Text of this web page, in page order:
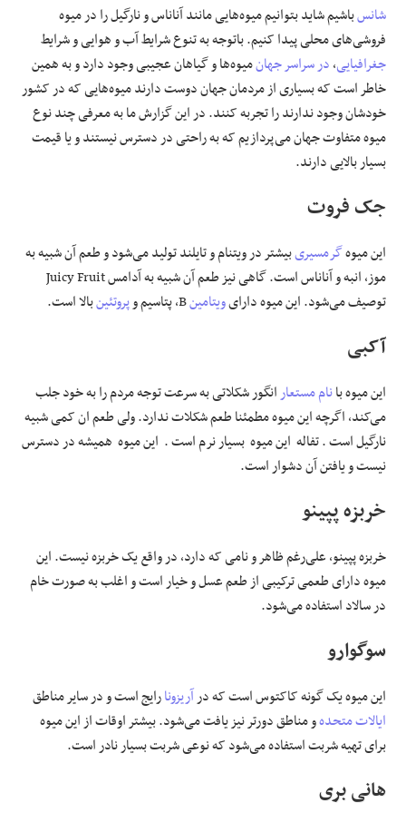
شانسباشیم شاید بتوانیم میوه‌هایی مانند آناناس و نارگیل را در میوه
فروشی‌های محلی پیدا کنیم. باتوجه به تنوع شرایط آب و هوایی و شرایط
جغرافیایی،در سراسر جهانمیوه‌ها و گیاهان عجیبی وجود دارد و به همین
خاطر است که بسیاری از مردمان جهان دوست دارند میوه‌هایی که در کشور
خودشان وجود ندارند را تجربه کنند. در این گزارش ما به معرفی چند نوع
میوه متفاوت جهان می‌پردازیم که به راحتی در دسترس نیستند و یا قیمت
بسیار بالایی دارند.
جک فروت
این میوهگرمسیریبیشتر در ویتنام و تایلند تولید می‌شود و طعم آن شبیه به
موز، انبه و آناناس است. گاهی نیز طعم آن شبیه به آدامس Juicy Fruit
توصیف می‌شود. این میوه دارایویتامینB، پتاسیم و پروتئینبالا است.
آکبی
این میوه بانام مستعارانگور شکلاتی به سرعت توجه مردم را به خود جلب
می‌کند، اگرچه این میوه مطمئنا طعم شکلات ندارد. ولی طعم ان کمی شبیه
نارگیل است . تفاله این میوه بسیار نرم است . این میوه همیشه در دسترس
نیست و یافتن آن دشوار است.
خربزه پپینو
خربزه پپینو، علی‌رغم ظاهر و نامی که دارد، در واقع یک خربزه نیست. این
میوه دارای طعمی ترکیبی از طعم عسل و خیار است و اغلب به صورت خام
در سالاد استفاده می‌شود.
سوگوارو
این میوه یک گونه کاکتوس است که درآریزونارایج است و در سایر مناطق
ایالات متحدهو مناطق دورتر نیز یافت می‌شود. بیشتر اوقات از این میوه
برای تهیه شربت استفاده می‌شود که نوعی شربت بسیار نادر است.
هانی بری